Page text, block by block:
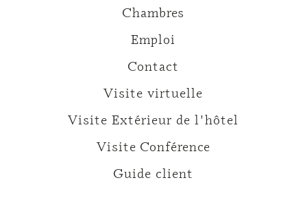
Chambres
Emploi
Contact
Visite virtuelle
Visite Extérieur de l'hôtel
Visite Conférence
Guide client